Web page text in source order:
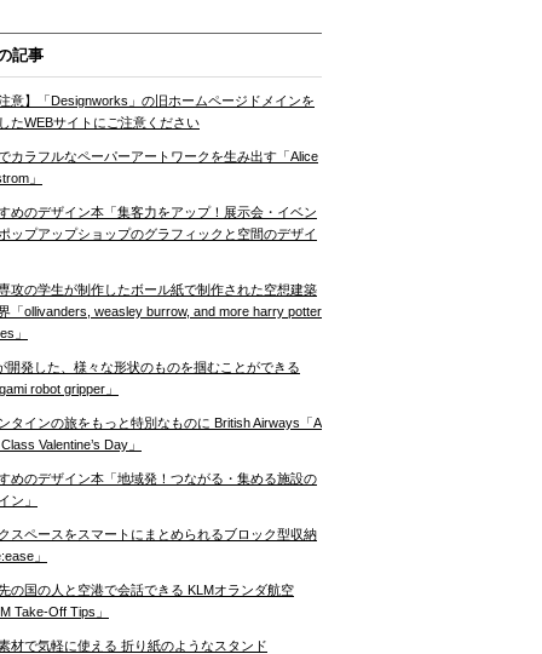
記事
意】「Designworks」の旧ホームページドメインを
たWEBサイトにご注意ください
カラフルなペーパーアートワークを生み出す「Alice
」
めのデザイン本「集客力をアップ！展示会・イベン
ップアップショップのグラフィックと空間のデザイ
攻の学生が制作したボール紙で制作された空想建築
「ollivanders, weasley burrow, and more harry potter
」
開発した、様々な形状のものを掴むことができる
robot gripper」
タインの旅をもっと特別なものに British Airways「A
Valentine’s Day」
めのデザイン本「地域発！つながる・集める施設の
ン」
スペースをスマートにまとめられるブロック型収納
」
の国の人と空港で会話できる KLMオランダ航空
Take-Off Tips」
材で気軽に使える 折り紙のようなスタンド